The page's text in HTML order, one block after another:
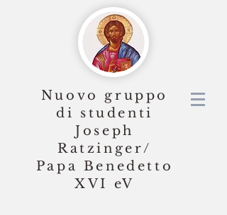
Nuovo gruppo
di studenti
Joseph
Ratzinger/
Papa Benedetto
XVI
eV